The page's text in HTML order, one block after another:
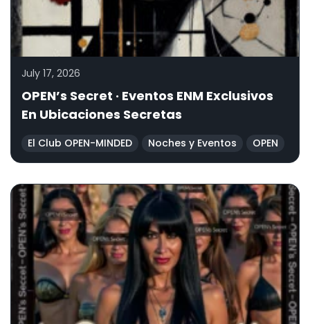
July 17, 2026
OPEN’s Secret · Eventos ENM Exclusivos
En Ubicaciones Secretas
El Club OPEN-MINDED Noches y Eventos OPEN